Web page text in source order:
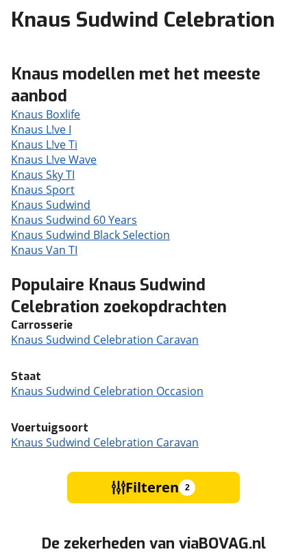
Knaus Sudwind Celebration
Knaus modellen met het meeste
aanbod
Knaus Boxlife
Knaus L!ve I
Knaus L!ve Ti
Knaus L!ve Wave
Knaus Sky TI
Knaus Sport
Knaus Sudwind
Knaus Sudwind 60 Years
Knaus Sudwind Black Selection
Knaus Van TI
Populaire Knaus Sudwind
Celebration zoekopdrachten
Carrosserie
Knaus Sudwind Celebration Caravan
Staat
Knaus Sudwind Celebration Occasion
Voertuigsoort
Knaus Sudwind Celebration Caravan
Filteren 2
De zekerheden van viaBOVAG.nl